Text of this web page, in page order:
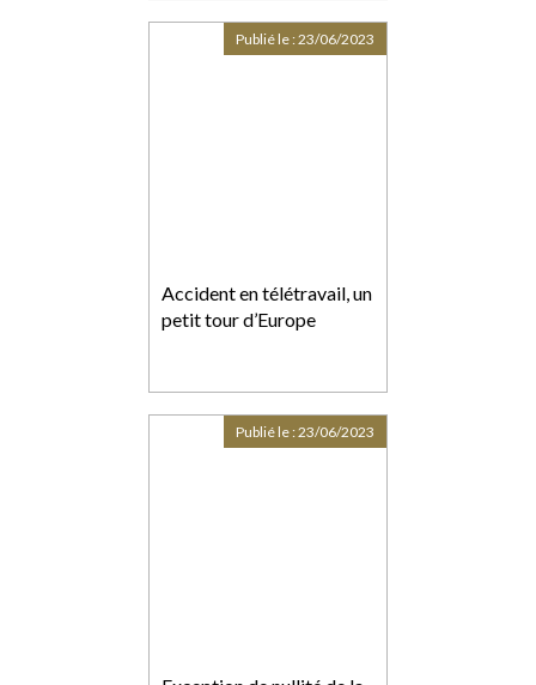
Accident en télétravail, un
petit tour d’Europe
Publié le :23/06/2023
Publié le :23/06/2023